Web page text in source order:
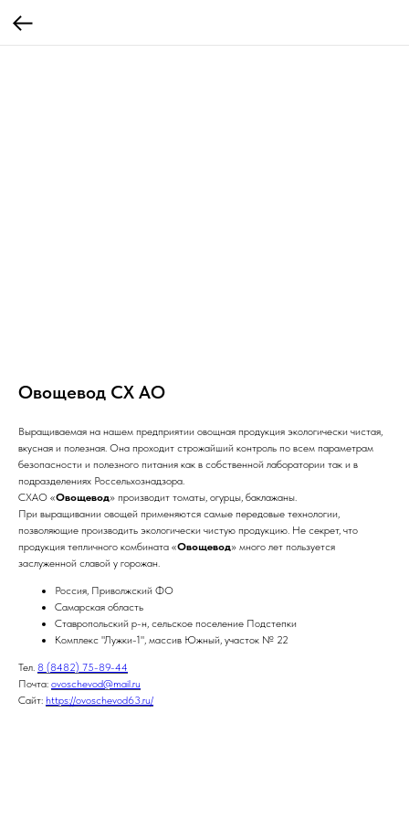
Овощевод СХ АО
Выращиваемая на нашем предприятии овощная продукция экологически чистая,
вкусная и полезная. Она проходит строжайший контроль по всем параметрам
безопасности и полезного питания как в собственной лаборатории так и в
подразделениях Россельхознадзора.
СХАО «Овощевод» производит томаты, огурцы, баклажаны.
При выращивании овощей применяются самые передовые технологии,
позволяющие производить экологически чистую продукцию. Не секрет, что
продукция тепличного комбината «Овощевод» много лет пользуется
заслуженной славой у горожан.
Россия, Приволжский ФО
Самарская область
Ставропольский р-н, сельское поселение Подстепки
Комплекс "Лужки-1", массив Южный, участок № 22
Тел. 8 (8482) 75-89-44
Почта: ovoschevod@mail.ru
Сайт: https://ovoschevod63.ru/